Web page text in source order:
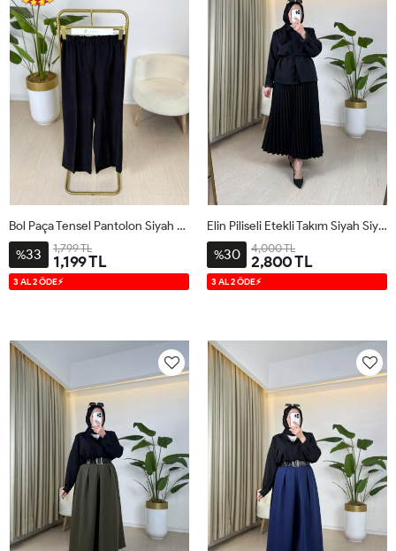
38
Bol Paça Tensel Pantolon Siyah Siyah
%33 1,799 TL
1,199 TL
3 AL 2 ÖDE⚡
Elin Piliseli Etekli Takım Siyah Siyah
%30 4,000 TL
2,800 TL
3 AL 2 ÖDE⚡